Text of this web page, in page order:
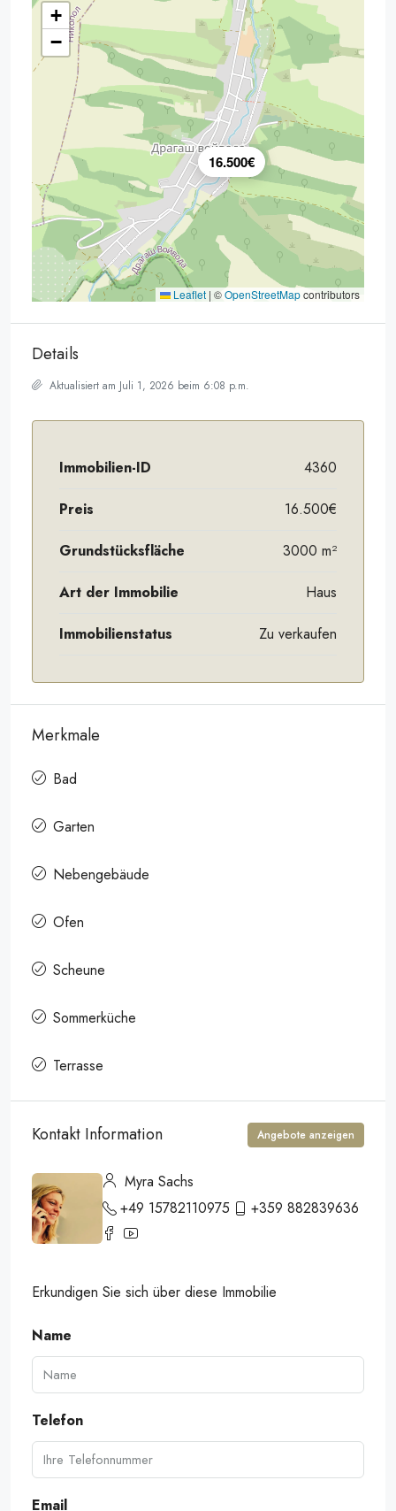
16.500€
+
−
Leaflet | ©OpenStreetMapcontributors
Details
Aktualisiert am Juli 1, 2026 beim 6:08 p.m.
Immobilien-ID 4360
Preis 16.500€
Grundstücksfläche 3000 m²
Art der Immobilie Haus
Immobilienstatus Zu verkaufen
Merkmale
Bad
Garten
Nebengebäude
Ofen
Scheune
Sommerküche
Terrasse
Kontakt Information Angebote anzeigen
Myra Sachs
+49 15782110975
+359 882839636
Erkundigen Sie sich über diese Immobilie
Name
Telefon
Email